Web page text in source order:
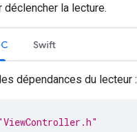
déclencher la lecture.
Swift
dépendances du lecteur :